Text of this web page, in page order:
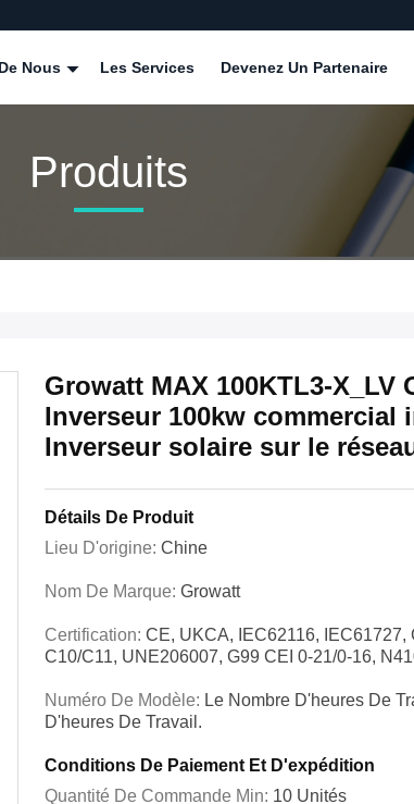
Nous Les Services Devenez Un Partenaire
Produits
Growatt MAX 100KTL3-X_LV
Inverseur 100kw commercial
Inverseur solaire sur le
Détails De Produit
Lieu D'origine: Chine
Nom De Marque: Growatt
Certification: CE, UKCA, IEC62116,
C10/C11, UNE206007, G99 CEI 0-21/0-16,
Numéro De Modèle: Le Nombre D'heures De
D'heures De Travail.
Conditions De Paiement Et D'expédition
Quantité De Commande Min: 10 Unités